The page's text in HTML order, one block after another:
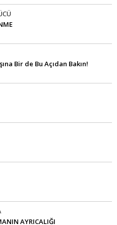
Bir de Bu Açıdan Bakın!
AYRICALIĞI